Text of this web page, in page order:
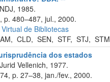
1985.
p. 480–487, jul., 2000.
de Bibliotecas
,CLD,SEN,STF,STJ,STM
dos estados
Vellenich, 1977.
p. 27–38, jan./fev., 2000.